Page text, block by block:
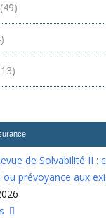
(49)
de Solvabilité II
prévoyance aux